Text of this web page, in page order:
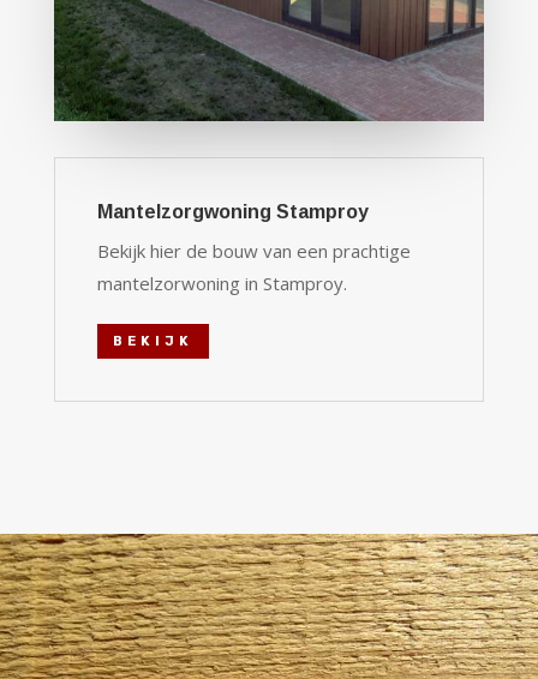
Mantelzorgwoning Stamproy
Bekijk hier de bouw van een prachtige
mantelzorwoning in Stamproy.
BEKIJK